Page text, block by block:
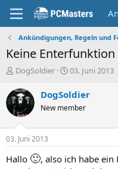
Ankündigungen, Regeln und
Keine
E
s
t
e
e
r
DogSoldier
E
s
e
t
a
m
03. Juni 2013
DogSoldier
New member
03. Juni 2013
Hallo 🙂, also ich habe